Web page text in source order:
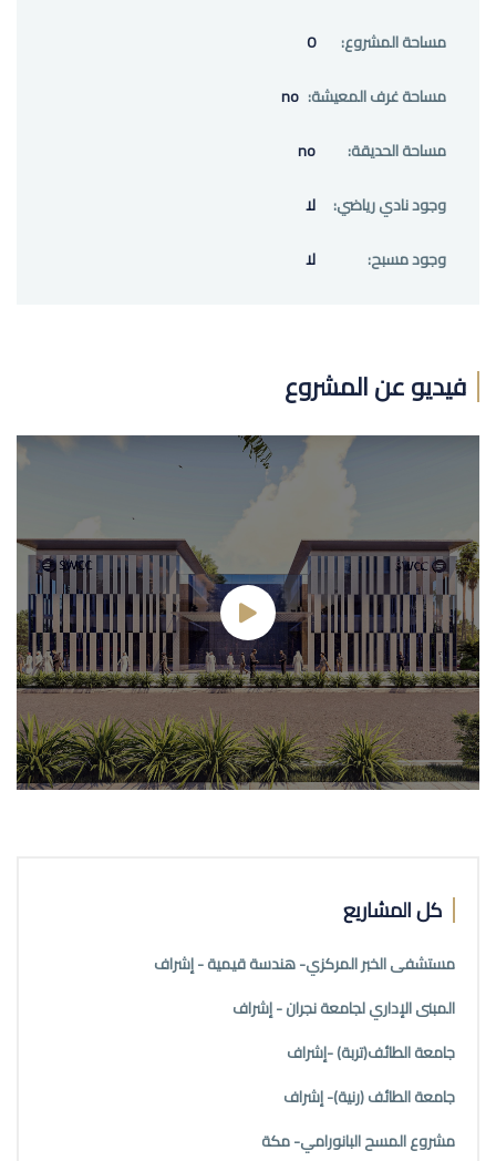
مساحة المشروع:
0
مساحة غرف المعيشة: no
مساحة الحديقة:
no
وجود نادي رياضي:
لا
وجود مسبح:
لا
فيديو عن المشروع
كل المشاريع
مستشفى الخبر المركزي- هندسة قيمية - إشراف
المبنى الإداري لجامعة نجران - إشراف
جامعة الطائف(تربة) -إشراف
جامعة الطائف (رنية)- إشراف
مشروع المسح البانورامي- مكة